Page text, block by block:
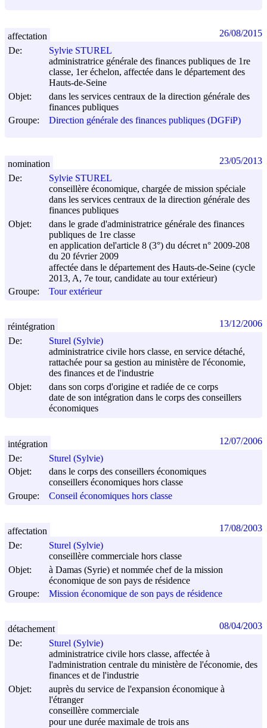
De:
Sylvie STUREL
administratrice générale des finances publiques de 1re
classe, 1er échelon, affectée dans le département des
Hauts-de-Seine
Objet:
dans les services centraux de la direction générale des
finances publiques
Groupe:
Direction générale des finances publiques (DGFiP)
affectation 26/08/2015
De:
Sylvie STUREL
conseillère économique, chargée de mission spéciale
dans les services centraux de la direction générale des
finances publiques
Objet:
dans le grade d'administratrice générale des finances
publiques de 1re classe
en application del'article 8 (3°) du décret n° 2009-208
du 20 février 2009
affectée dans le département des Hauts-de-Seine (cycle
2013, A, 7e tour, candidate au tour extérieur)
Groupe:
Tour extérieur
nomination 23/05/2013
De:
Sturel (Sylvie)
administratrice civile hors classe, en service détaché,
rattachée pour sa gestion au ministère de l'économie,
des finances et de l'industrie
Objet:
dans son corps d'origine et radiée de ce corps
date de son intégration dans le corps des conseillers
économiques
réintégration 13/12/2006
De:
Sturel (Sylvie)
Objet:
dans le corps des conseillers économiques
conseillers économiques hors classe
Groupe:
Conseil économiques hors classe
intégration 12/07/2006
De:
Sturel (Sylvie)
conseillère commerciale hors classe
Objet:
à Damas (Syrie) et nommée chef de la mission
économique de son pays de résidence
Groupe:
Mission économique de son pays de résidence
affectation 17/08/2003
De:
Sturel (Sylvie)
administratrice civile hors classe, affectée à
l'administration centrale du ministère de l'économie, des
finances et de l'industrie
Objet:
auprès du service de l'expansion économique à
l'étranger
conseillère commerciale
pour une durée maximale de trois ans
détachement 08/04/2003